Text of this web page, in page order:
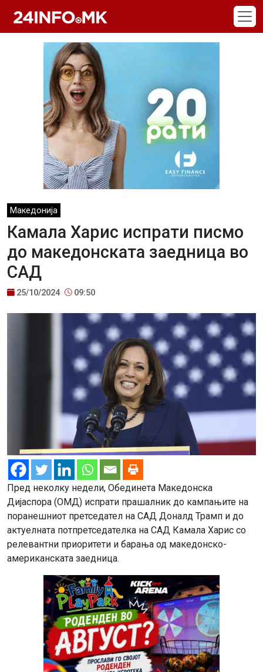
Македонија
Камала Харис испрати писмо
до македонската заедница во
САД
25/10/2024 09:50
Пред неколку недели, Обединета Македонска
Дијаспора (ОМД) испрати прашалник до кампањите на
поранешниот претседател на САД Доналд Трамп и до
актуелната потпретседателка на САД Камала Харис со
релевантни приоритети и барања од македонско-
американската заедница.